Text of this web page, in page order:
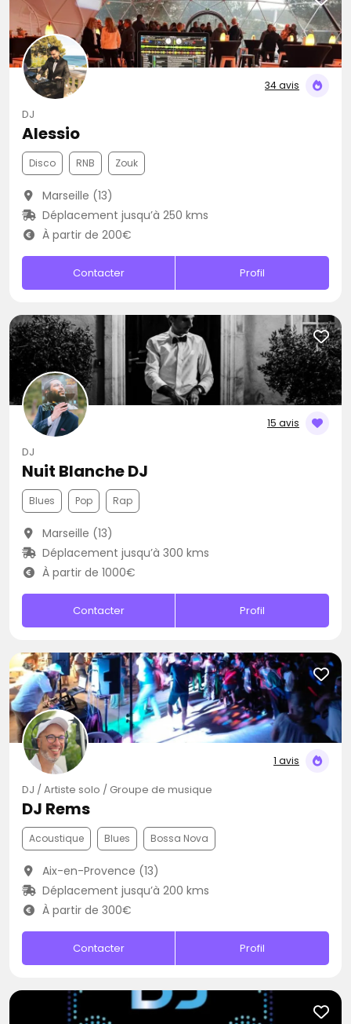
34 avis
DJ
Alessio
Disco RNB Zouk
Marseille (13)
Déplacement jusqu’à 250 kms
À partir de 200€
Contacter Profil
15 avis
DJ
Nuit Blanche DJ
Blues Pop Rap
Marseille (13)
Déplacement jusqu’à 300 kms
À partir de 1000€
Contacter Profil
1 avis
DJ / Artiste solo / Groupe de musique
DJ Rems
Acoustique Blues Bossa Nova
Aix-en-Provence (13)
Déplacement jusqu’à 200 kms
À partir de 300€
Contacter Profil